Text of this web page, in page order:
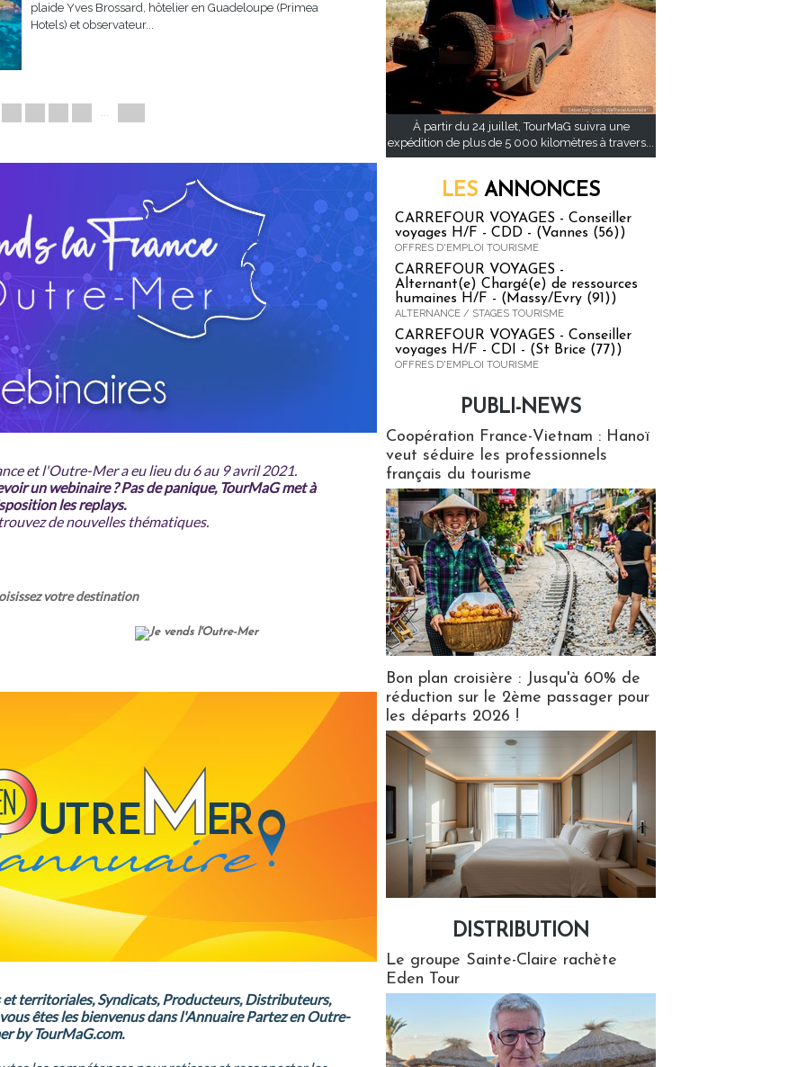
plaide Yves Brossard, hôtelier en Guadeloupe (Primea
Hotels) et observateur...
...
et l'Outre-Mer a eu lieu du 6 au 9 avril 2021.
un webinaire ? Pas de panique, TourMaG met à
les replays.
de nouvelles thématiques.
votre destination
territoriales, Syndicats, Producteurs, Distributeurs,
êtes les bienvenus dans l'Annuaire Partez en Outre-
by TourMaG.com.
À partir du 24 juillet, TourMaG suivra une
expédition de plus de 5 000 kilomètres à travers...
LES ANNONCES
CARREFOUR VOYAGES - Conseiller
voyages H/F - CDD - (Vannes (56))
OFFRES D'EMPLOI TOURISME
CARREFOUR VOYAGES -
Alternant(e) Chargé(e) de ressources
humaines H/F - (Massy/Evry (91))
ALTERNANCE / STAGES TOURISME
CARREFOUR VOYAGES - Conseiller
voyages H/F - CDI - (St Brice (77))
OFFRES D'EMPLOI TOURISME
PUBLI-NEWS
Coopération France-Vietnam : Hanoï
veut séduire les professionnels
français du tourisme
Bon plan croisière : Jusqu'à 60% de
réduction sur le 2ème passager pour
les départs 2026 !
DISTRIBUTION
Le groupe Sainte-Claire rachète
Eden Tour